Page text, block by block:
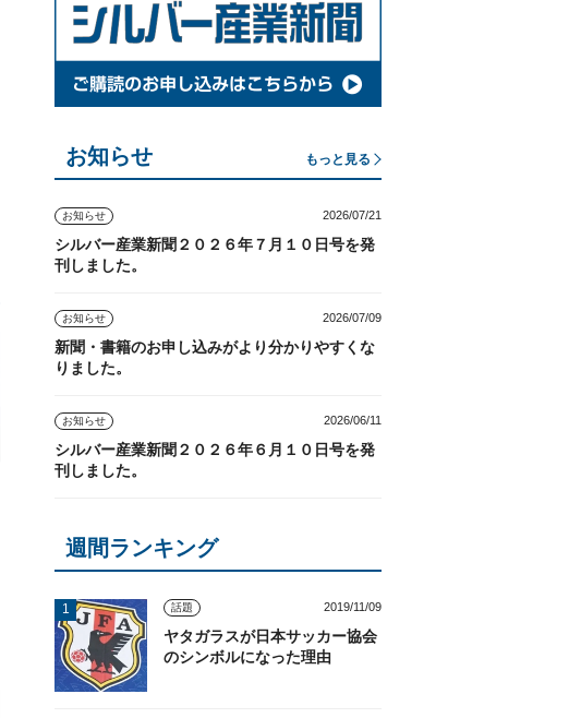
お知らせ もっと見る
お知らせ 2026/07/21
シルバー産業新聞２０２６年７月１０日号を発
刊しました。
お知らせ 2026/07/09
新聞・書籍のお申し込みがより分かりやすくな
りました。
お知らせ 2026/06/11
シルバー産業新聞２０２６年６月１０日号を発
刊しました。
週間ランキング
話題 2019/11/09
ヤタガラスが日本サッカー協会
のシンボルになった理由